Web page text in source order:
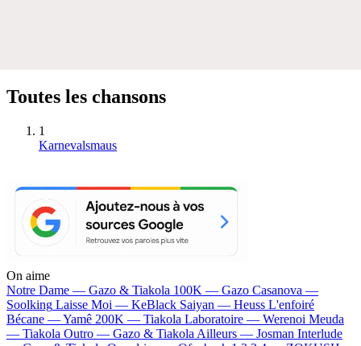
Toutes les chansons
1
Karnevalsmaus
On aime
Notre Dame — Gazo & Tiakola 100K — Gazo Casanova —
Soolking Laisse Moi — KeBlack Saiyan — Heuss L'enfoiré
Bécane —Yamê 200K — Tiakola Laboratoire — Werenoi Meuda
— Tiakola Outro — Gazo & Tiakola Ailleurs — Josman Interlude